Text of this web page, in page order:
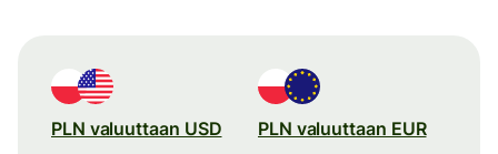
PLN valuuttaan USD PLN valuuttaan EUR